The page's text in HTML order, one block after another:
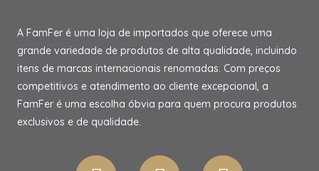
A FamFer é uma loja de importados que oferece uma
grande variedade de produtos de alta qualidade, incluindo
itens de marcas internacionais renomadas. Com preços
competitivos e atendimento ao cliente excepcional, a
FamFer é uma escolha óbvia para quem procura produtos
exclusivos e de qualidade.